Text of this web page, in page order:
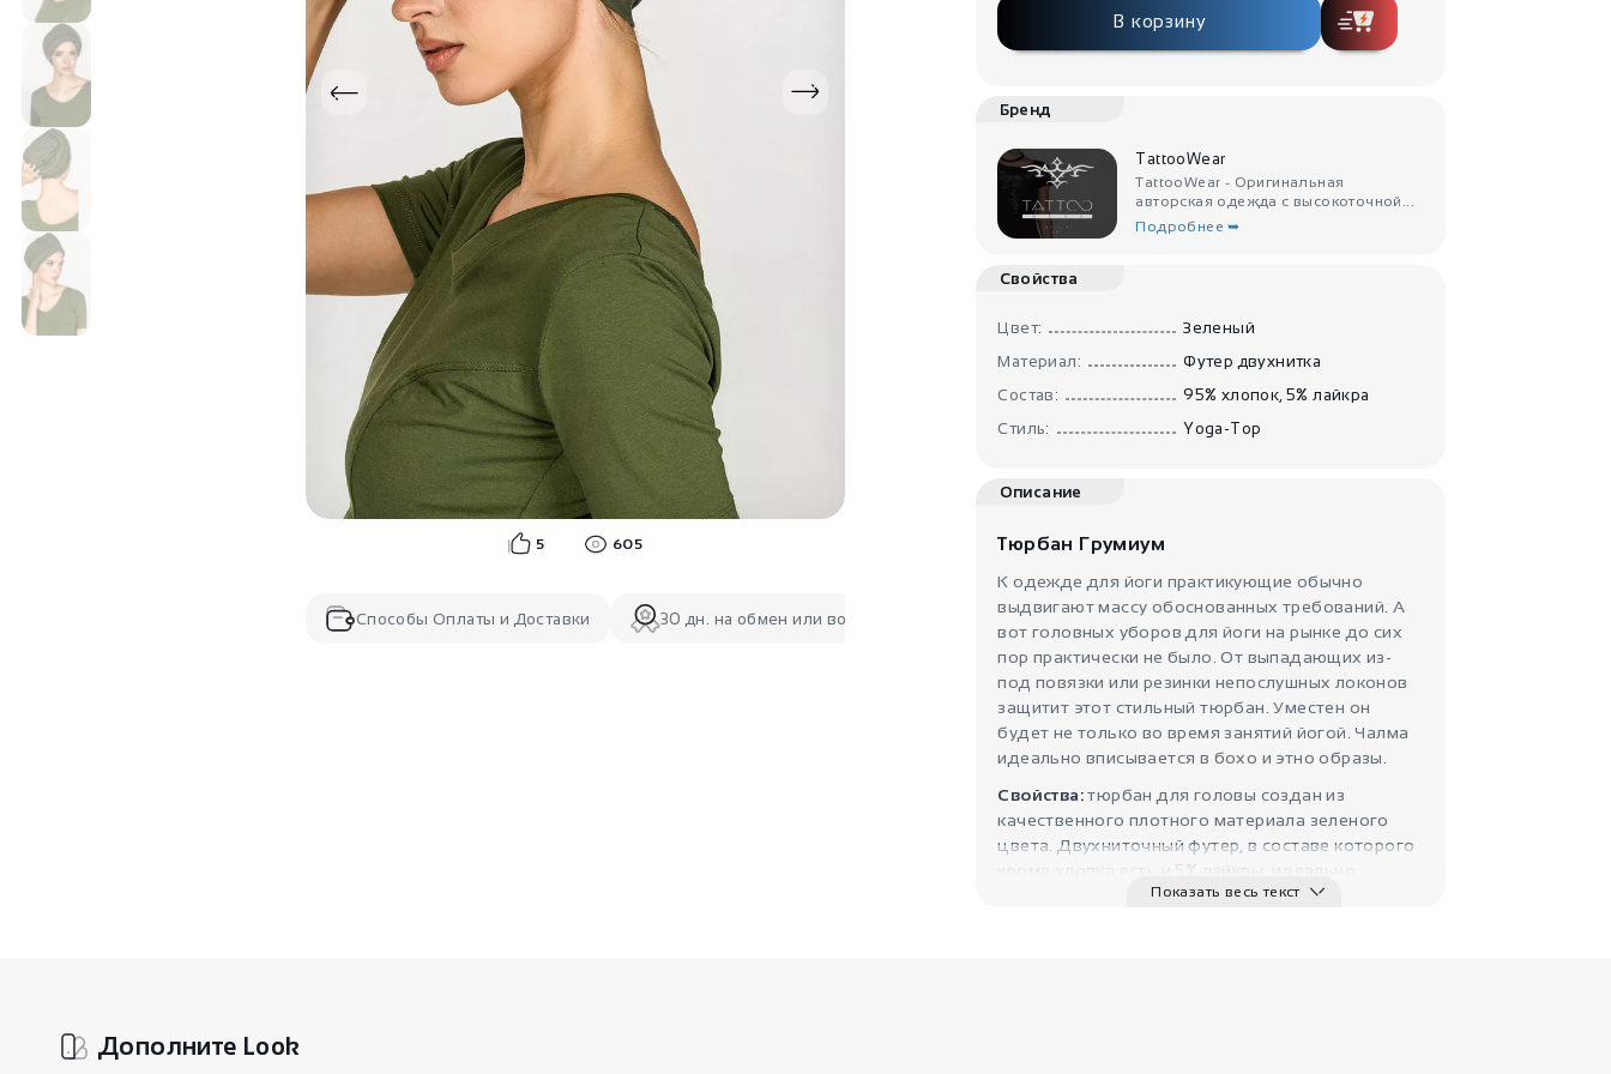
5 605
Способы Оплаты и Доставки 30 дн. на обмен или возврат
В корзину
Бренд
TattooWear
TattooWear - Оригинальная
авторская одежда с высокоточной...
Подробнее ➥
Свойства
Цвет:
Зеленый
Материал:
Футер двухнитка
Состав:
95% хлопок, 5% лайкра
Стиль:
Yoga-Top
Описание
Тюрбан Грумиум
К одежде для йоги практикующие обычно
выдвигают массу обоснованных требований. А
вот головных уборов для йоги на рынке до сих
пор практически не было. От выпадающих из-
под повязки или резинки непослушных локонов
защитит этот стильный тюрбан. Уместен он
будет не только во время занятий йогой. Чалма
идеально вписывается в бохо и этно образы.
Свойства:тюрбан для головы создан из
качественного плотного материала зеленого
цвета. Двухниточный футер, в составе которого
кроме хлопка есть и 5% лайкры, идеально
подходит для подобных головных уборов.
Показать весь текст
Дополните Look